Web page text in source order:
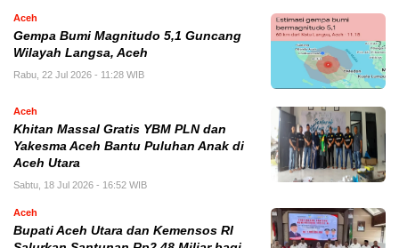
Aceh
Gempa Bumi Magnitudo 5,1 Guncang
Wilayah Langsa, Aceh
Rabu, 22 Jul 2026 - 11:28 WIB
Aceh
Khitan Massal Gratis YBM PLN dan
Yakesma Aceh Bantu Puluhan Anak di
Aceh Utara
Sabtu, 18 Jul 2026 - 16:52 WIB
Aceh
Bupati Aceh Utara dan Kemensos RI